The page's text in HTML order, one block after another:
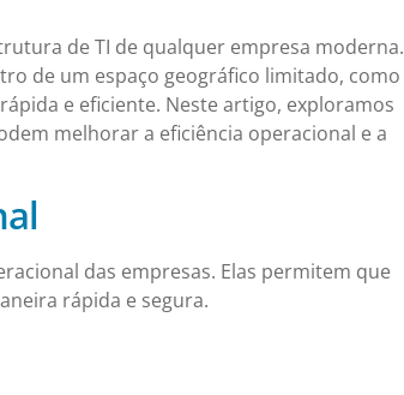
de TI de qualquer empresa moderna.
de um espaço geográfico limitado, como
e eficiente. Neste artigo, exploramos
melhorar a eficiência operacional e a
das empresas. Elas permitem que
rápida e segura.